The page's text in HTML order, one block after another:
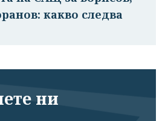
какво следва
ни